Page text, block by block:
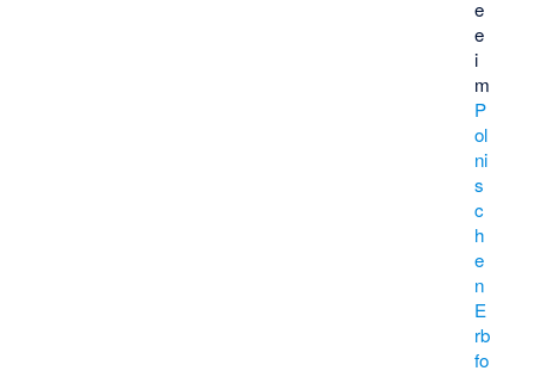
e
e
i
m
P
ol
ni
s
c
h
e
n
E
rb
fo